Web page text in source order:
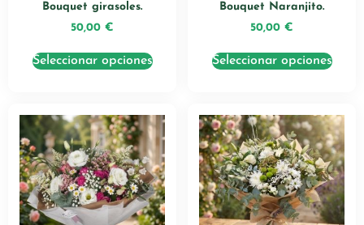
Bouquet girasoles.
50,00 €
Seleccionar opciones
Bouquet Naranjito.
50,00 €
Seleccionar opciones